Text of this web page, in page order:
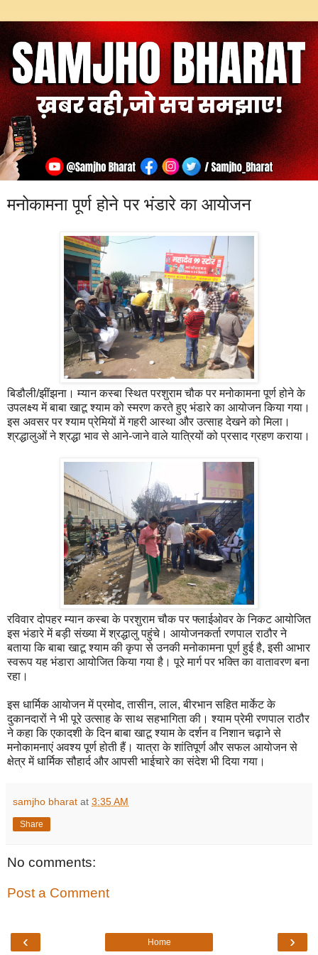
मनोकामना पूर्ण होने पर भंडारे का आयोजन
बिडौली/झींझना। म्यान कस्बा स्थित परशुराम चौक पर मनोकामना पूर्ण होने के
उपलक्ष्य में बाबा खाटू श्याम को स्मरण करते हुए भंडारे का आयोजन किया गया।
इस अवसर पर श्याम प्रेमियों में गहरी आस्था और उत्साह देखने को मिला।
श्रद्धालुओं ने श्रद्धा भाव से आने-जाने वाले यात्रियों को प्रसाद ग्रहण कराया।
रविवार दोपहर म्यान कस्बा के परशुराम चौक पर फ्लाईओवर के निकट आयोजित
इस भंडारे में बड़ी संख्या में श्रद्धालु पहुंचे। आयोजनकर्ता रणपाल राठौर ने
बताया कि बाबा खाटू श्याम की कृपा से उनकी मनोकामना पूर्ण हुई है, इसी आभार
स्वरूप यह भंडारा आयोजित किया गया है। पूरे मार्ग पर भक्ति का वातावरण बना
रहा।
इस धार्मिक आयोजन में प्रमोद, तासीन, लाल, बीरभान सहित मार्केट के
दुकानदारों ने भी पूरे उत्साह के साथ सहभागिता की। श्याम प्रेमी रणपाल राठौर
ने कहा कि एकादशी के दिन बाबा खाटू श्याम के दर्शन व निशान चढ़ाने से
मनोकामनाएं अवश्य पूर्ण होती हैं। यात्रा के शांतिपूर्ण और सफल आयोजन से
क्षेत्र में धार्मिक सौहार्द और आपसी भाईचारे का संदेश भी दिया गया।
samjho bharat at 3:35 AM
Share
No comments:
Post a Comment
‹ ›
Home